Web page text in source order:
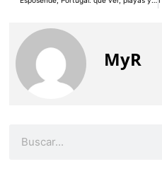
MyR